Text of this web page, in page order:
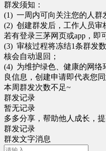
群发须知：
(1) 一周内可向关注您的人群
(2) 创建群发后，工作人员审
若有登录三茅网页或app，即
(3) 审核过程将冻结1条群发
核会自动退回；
(4) 为维护绿色、健康的网络
良信息，创建申请即代表您
本周群发次数不足~
群发记录
暂无记录
多多分享，帮助他人成长，
群发记录
群发文字消息